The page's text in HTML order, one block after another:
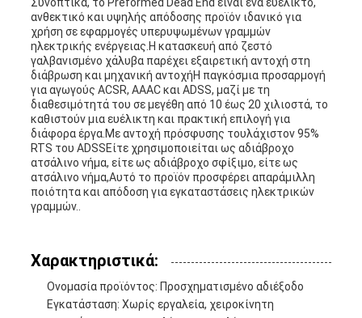
Συνοπτικά, το Preformed Dead End είναι ένα ευέλικτο,
ανθεκτικό και υψηλής απόδοσης προϊόν ιδανικό για
χρήση σε εφαρμογές υπερυψωμένων γραμμών
ηλεκτρικής ενέργειας.Η κατασκευή από ζεστό
γαλβανισμένο χάλυβα παρέχει εξαιρετική αντοχή στη
διάβρωση και μηχανική αντοχήΗ παγκόσμια προσαρμογή
για αγωγούς ACSR, AAAC και ADSS, μαζί με τη
διαθεσιμότητά του σε μεγέθη από 10 έως 20 χιλιοστά, το
καθιστούν μια ευέλικτη και πρακτική επιλογή για
διάφορα έργα.Με αντοχή πρόσφυσης τουλάχιστον 95%
RTS του ADSSΕίτε χρησιμοποιείται ως αδιάβροχο
ατσάλινο νήμα, είτε ως αδιάβροχο σφίξιμο, είτε ως
ατσάλινο νήμα,Αυτό το προϊόν προσφέρει απαράμιλλη
ποιότητα και απόδοση για εγκαταστάσεις ηλεκτρικών
γραμμών..
Χαρακτηριστικά:
Ονομασία προϊόντος: Προσχηματισμένο αδιέξοδο
Εγκατάσταση: Χωρίς εργαλεία, χειροκίνητη